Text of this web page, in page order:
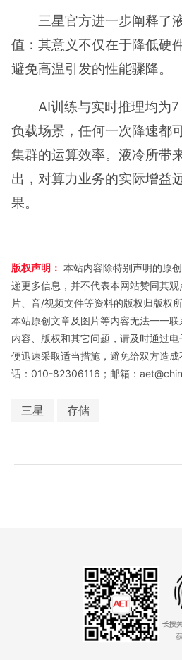
三星官方进一步阐释了
值：其意义不仅在于降低硬
避免高温引发的性能骤降。
AI训练与实时推理均为
负载场景，任何一次降速都
集群的运算效率。液冷所带
出，对算力业务的实际增益
果。
版权声明： 本站内容除特别声明的原
递更多信息，并不代表本网站赞同其
片、音/视频文件等资料的版权归版权
本站原创文章及图片等内容无法一一
内容、版权和其它问题，请及时通过
便迅速采取适当措施，避免给双方造
话：010-82306116；邮箱：
三星 存储